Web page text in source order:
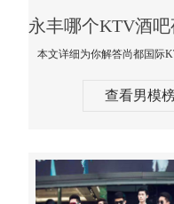
查看男模